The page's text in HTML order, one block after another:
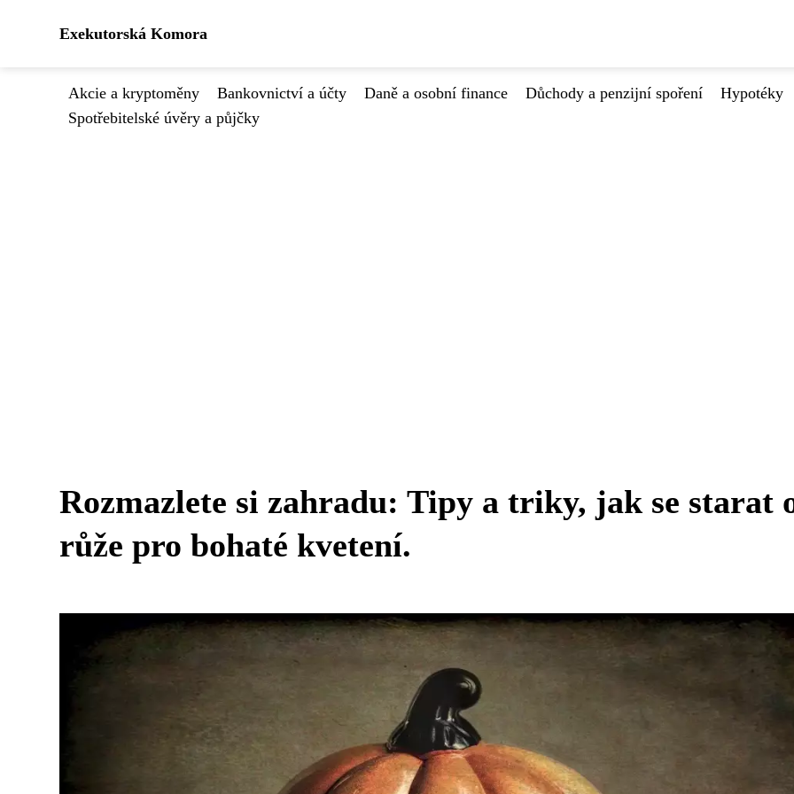
Exekutorská Komora
Akcie a kryptoměny Bankovnictví a účty Daně a osobní finance Důchody a penzijní spoření
Hypotéky
Spotřebitelské úvěry a půjčky
Rozmazlete si zahradu: Tipy a triky, jak se starat
růže pro bohaté kvetení.